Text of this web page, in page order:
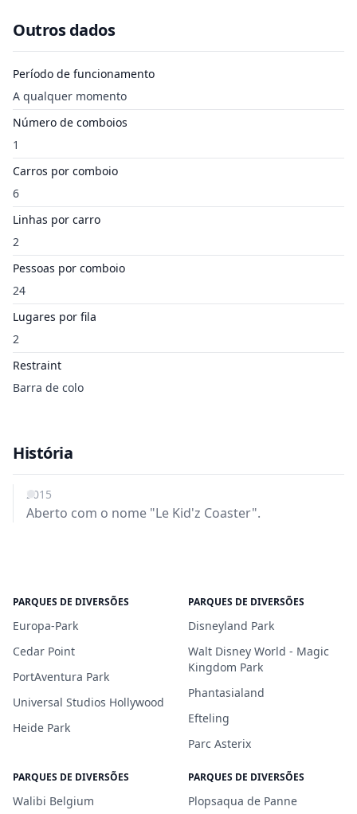
Outros dados
Período de funcionamento
A qualquer momento
Número de comboios
1
Carros por comboio
6
Linhas por carro
2
Pessoas por comboio
24
Lugares por fila
2
Restraint
Barra de colo
História
2015
Aberto com o nome "Le Kid'z Coaster".
PARQUES DE DIVERSÕES
Europa-Park
Cedar Point
PortAventura Park
Universal Studios Hollywood
Heide Park
PARQUES DE DIVERSÕES
Disneyland Park
Walt Disney World - Magic
Kingdom Park
Phantasialand
Efteling
Parc Asterix
PARQUES DE DIVERSÕES
Walibi Belgium
PARQUES DE DIVERSÕES
Plopsaqua de Panne